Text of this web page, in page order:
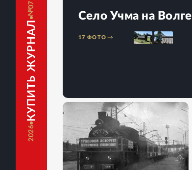
2026
КУПИТЬ ЖУРНАЛ
07
Село Учма на Волге
17 ФОТО
15ФОТО